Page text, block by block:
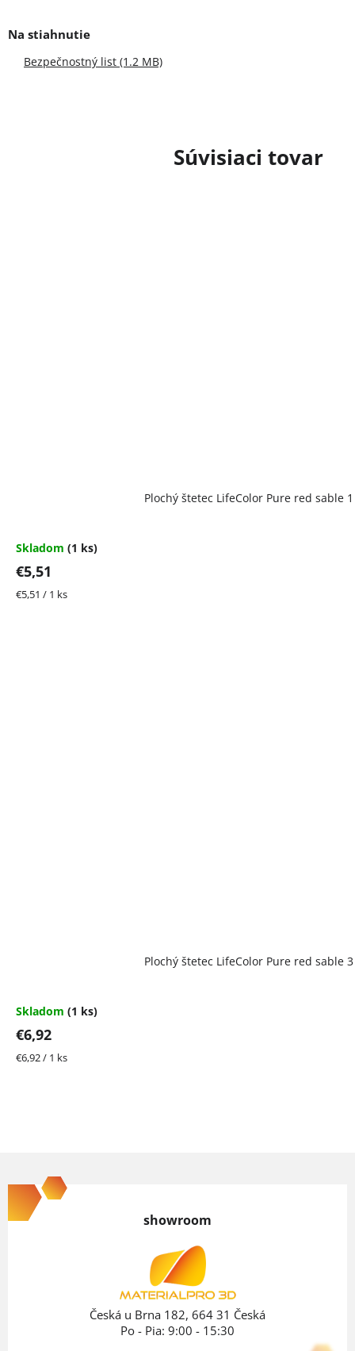
Súvisiaci tovar
Plochý štetec LifeColor Pure red sable 1
Skladom (1 ks)
€5,51
Jednotková
€5,51 / 1 ks
Plochý štetec LifeColor Pure red sable 3
Skladom (1 ks)
€6,92
Jednotková
€6,92 / 1 ks
Bezpečnostný list (1.2 MB)
á
p
showroom
Česká u Brna 182, 664 31 Česká
Po - Pia: 9:00 - 15:30